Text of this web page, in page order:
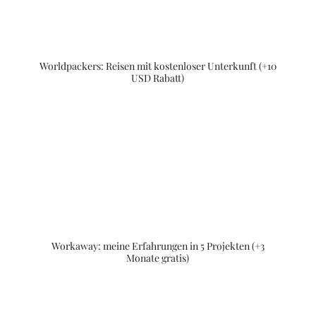
Worldpackers: Reisen mit kostenloser Unterkunft (+10
USD Rabatt)
Workaway: meine Erfahrungen in 5 Projekten (+3
Monate gratis)